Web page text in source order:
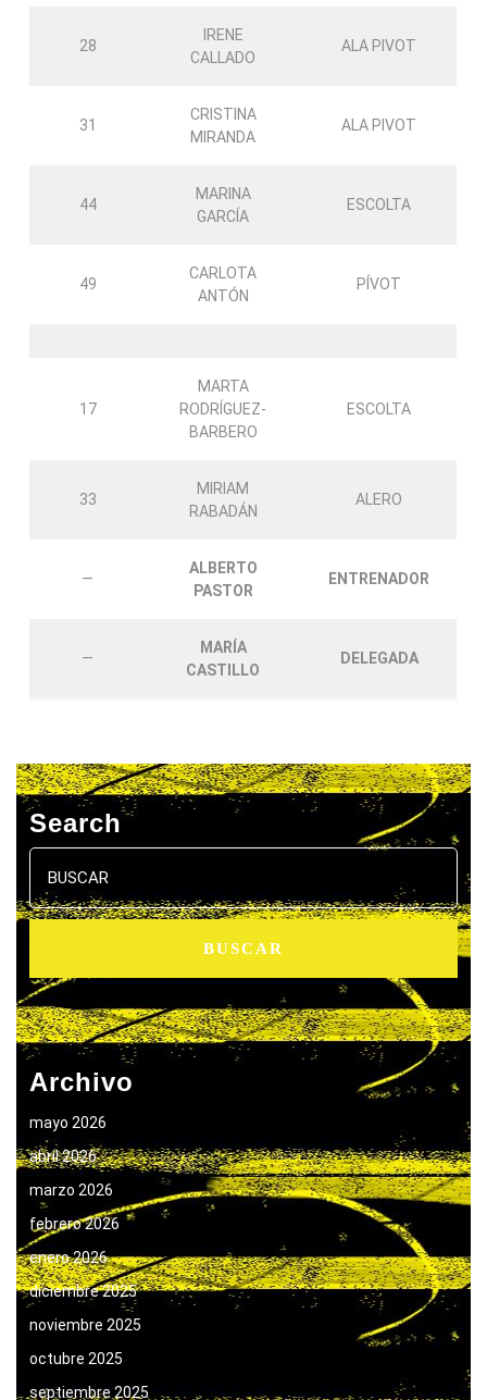
28
IRENE
CALLADO
ALA PIVOT
31
CRISTINA
MIRANDA
ALA PIVOT
44
MARINA
GARCÍA
ESCOLTA
49
CARLOTA
ANTÓN
PÍVOT
17
MARTA
RODRÍGUEZ-
BARBERO
ESCOLTA
33
MIRIAM
RABADÁN
ALERO
—
ALBERTO
PASTOR
ENTRENADOR
—
MARÍA
CASTILLO
DELEGADA
Search
Buscar:
Archivo
mayo 2026
abril 2026
marzo 2026
febrero 2026
enero 2026
diciembre 2025
noviembre 2025
octubre 2025
septiembre 2025